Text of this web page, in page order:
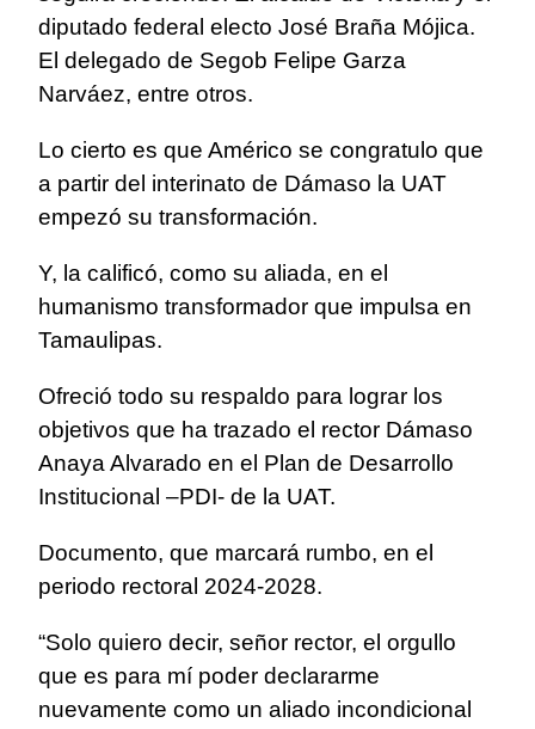
diputado federal electo José Braña Mójica.
El delegado de Segob Felipe Garza
Narváez, entre otros.
Lo cierto es que Américo se congratulo que
a partir del interinato de Dámaso la UAT
empezó su transformación.
Y, la calificó, como su aliada, en el
humanismo transformador que impulsa en
Tamaulipas.
Ofreció todo su respaldo para lograr los
objetivos que ha trazado el rector Dámaso
Anaya Alvarado en el Plan de Desarrollo
Institucional –PDI- de la UAT.
Documento, que marcará rumbo, en el
periodo rectoral 2024-2028.
“Solo quiero decir, señor rector, el orgullo
que es para mí poder declararme
nuevamente como un aliado incondicional